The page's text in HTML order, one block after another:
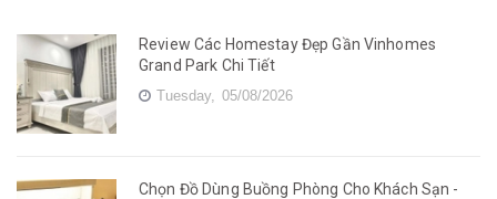
Review Các Homestay Đẹp Gần Vinhomes
Grand Park Chi Tiết
Tuesday, 05/08/2026
Chọn Đồ Dùng Buồng Phòng Cho Khách Sạn -